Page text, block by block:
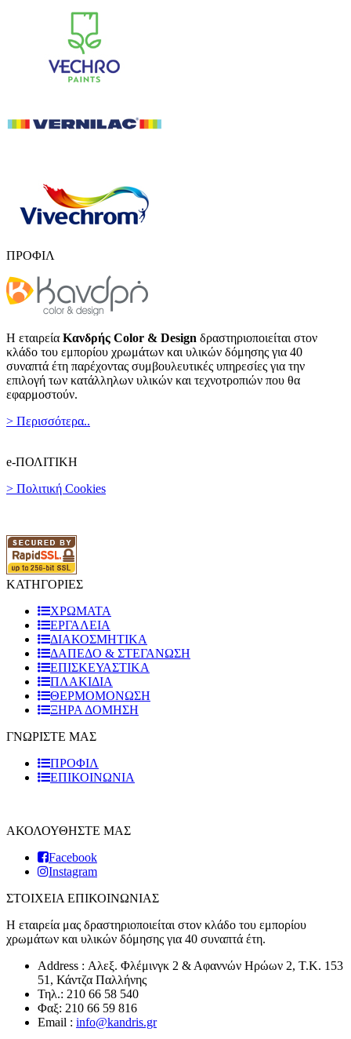
ΠΡΟΦΙΛ
Η εταιρεία Κανδρής Color & Design δραστηριοποιείται στον
κλάδο του εμπορίου χρωμάτων και υλικών δόμησης για 40
συναπτά έτη παρέχοντας συμβουλευτικές υπηρεσίες για την
επιλογή των κατάλληλων υλικών και τεχνοτροπιών που θα
εφαρμοστούν.
> Περισσότερα..
e-ΠΟΛΙΤΙΚΗ
> Πολιτική Cookies
ΚΑΤΗΓΟΡΙΕΣ
ΧΡΩΜΑΤΑ
ΕΡΓΑΛΕΙΑ
ΔΙΑΚΟΣΜΗΤΙΚΑ
ΔΑΠΕΔΟ & ΣΤΕΓΑΝΩΣΗ
ΕΠΙΣΚΕΥΑΣΤΙΚΑ
ΠΛΑΚΙΔΙA
ΘΕΡΜΟΜΟΝΩΣΗ
ΞΗΡΑ ΔΟΜΗΣΗ
ΓΝΩΡΙΣΤΕ ΜΑΣ
ΠΡΟΦΙΛ
ΕΠΙΚΟΙΝΩΝΙΑ
ΑΚΟΛΟΥΘΗΣΤΕ ΜΑΣ
Facebook
Instagram
ΣΤΟΙΧΕΙΑ ΕΠΙΚΟΙΝΩΝΙΑΣ
Η εταιρεία μας δραστηριοποιείται στον κλάδο του εμπορίου
χρωμάτων και υλικών δόμησης για 40 συναπτά έτη.
Address : Αλεξ. Φλέμινγκ 2 & Αφαννών Ηρώων 2, T.K. 153
51, Κάντζα Παλλήνης
Τηλ.: 210 66 58 540
Φαξ: 210 66 59 816
Email : info@kandris.gr